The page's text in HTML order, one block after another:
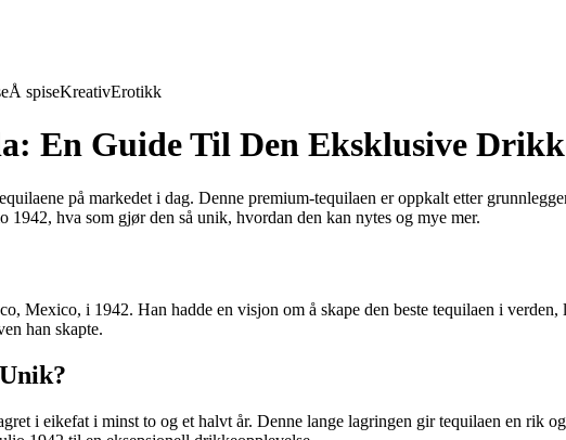
Å spiseKreativErotikk
En Guide Til Den Eksklusive
på markedet i dag. Denne premium-tequilaen er oppkalt etter
hva som gjør den så unik, hvordan den kan nytes og mye mer.
Mexico, i 1942. Han hadde en visjon om å skape den beste tequilaen i
han skapte.
i eikefat i minst to og et halvt år. Denne lange lagringen gir tequilaen en rik